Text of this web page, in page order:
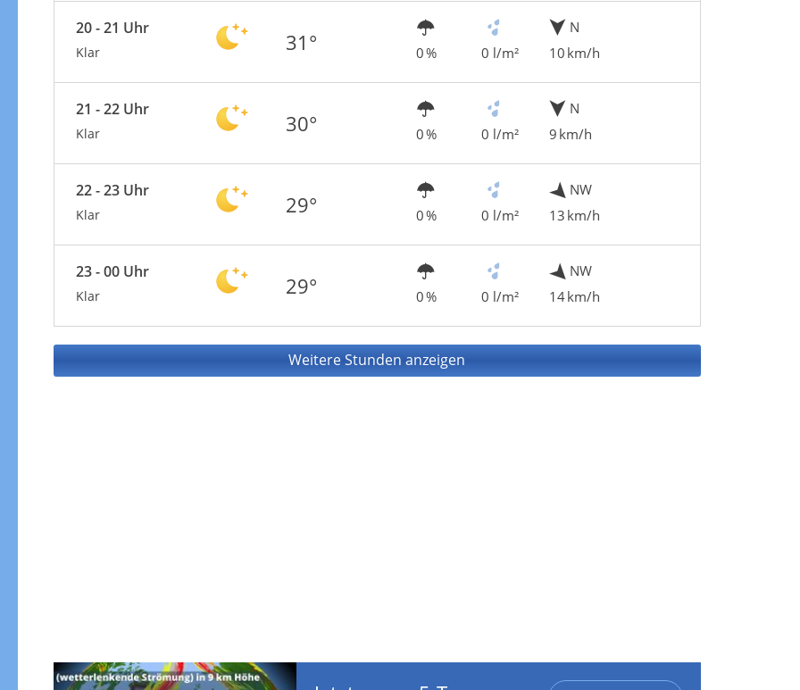
20 - 21 Uhr
Klar 31° 0 % 0 l/m²
N
10 km/h
21 - 22 Uhr
Klar 30° 0 % 0 l/m²
N
9 km/h
22 - 23 Uhr
Klar 29° 0 % 0 l/m²
NW
13 km/h
23 - 00 Uhr
Klar 29° 0 % 0 l/m²
NW
14 km/h
Weitere Stunden anzeigen